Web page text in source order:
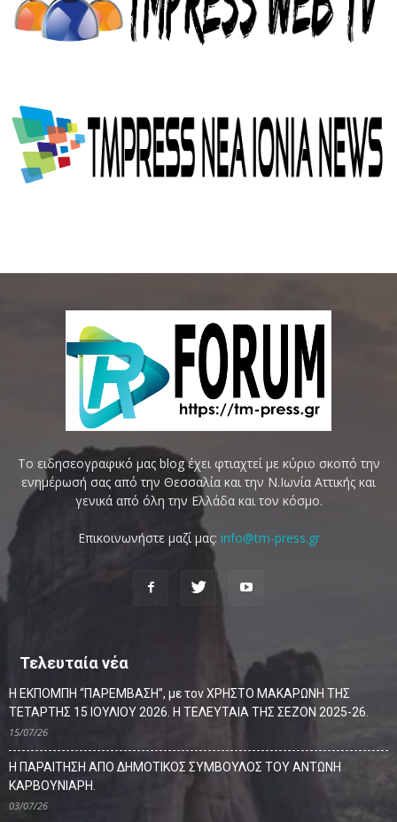
Το ειδησεογραφικό μας blog έχει φτιαχτεί με κύριο σκοπό την
ενημέρωσή σας από την Θεσσαλία και την Ν.Ιωνία Αττικής και
γενικά από όλη την Ελλάδα και τον κόσμο.
Επικοινωνήστε μαζί μας: info@tm-press.gr
Τελευταία νέα
Η ΕΚΠΟΜΠΗ “ΠΑΡΕΜΒΑΣΗ”, με τον ΧΡΗΣΤΟ ΜΑΚΑΡΩΝΗ ΤΗΣ
ΤΕΤΑΡΤΗΣ 15 ΙΟΥΛΙΟΥ 2026. Η ΤΕΛΕΥΤΑΙΑ ΤΗΣ ΣΕΖΟΝ 2025-26.
15/07/26
Η ΠΑΡΑΙΤΗΣΗ ΑΠΟ ΔΗΜΟΤΙΚΟΣ ΣΥΜΒΟΥΛΟΣ ΤΟΥ ΑΝΤΩΝΗ
ΚΑΡΒΟΥΝΙΑΡΗ.
03/07/26